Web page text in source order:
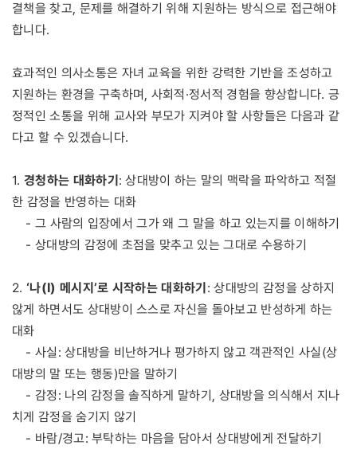
결책을 찾고, 문제를 해결하기 위해 지원하는 방식으로 접근해야
합니다.
효과적인 의사소통은 자녀 교육을 위한 강력한 기반을 조성하고
지원하는 환경을 구축하며, 사회적·정서적 경험을 향상합니다. 긍
정적인 소통을 위해 교사와 부모가 지켜야 할 사항들은 다음과 같
다고 할 수 있겠습니다.
1. 경청하는 대화하기: 상대방이 하는 말의 맥락을 파악하고 적절
한 감정을 반영하는 대화
- 그 사람의 입장에서 그가 왜 그 말을 하고 있는지를 이해하기
- 상대방의 감정에 초점을 맞추고 있는 그대로 수용하기
2. ‘나(I) 메시지’로 시작하는 대화하기 : 상대방의 감정을 상하지
않게 하면서도 상대방이 스스로 자신을 돌아보고 반성하게 하는
대화
- 사실: 상대방을 비난하거나 평가하지 않고 객관적인 사실(상
대방의 말 또는 행동)만을 말하기
- 감정: 나의 감정을 솔직하게 말하기, 상대방을 의식해서 지나
치게 감정을 숨기지 않기
- 바람/경고: 부탁하는 마음을 담아서 상대방에게 전달하기